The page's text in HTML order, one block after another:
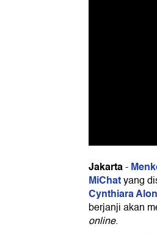
Jakarta-
MiChatyang
Cynthiara
berjanji akan
online.